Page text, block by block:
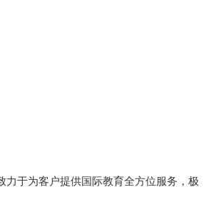
于为客户提供国际教育全方位服务，极